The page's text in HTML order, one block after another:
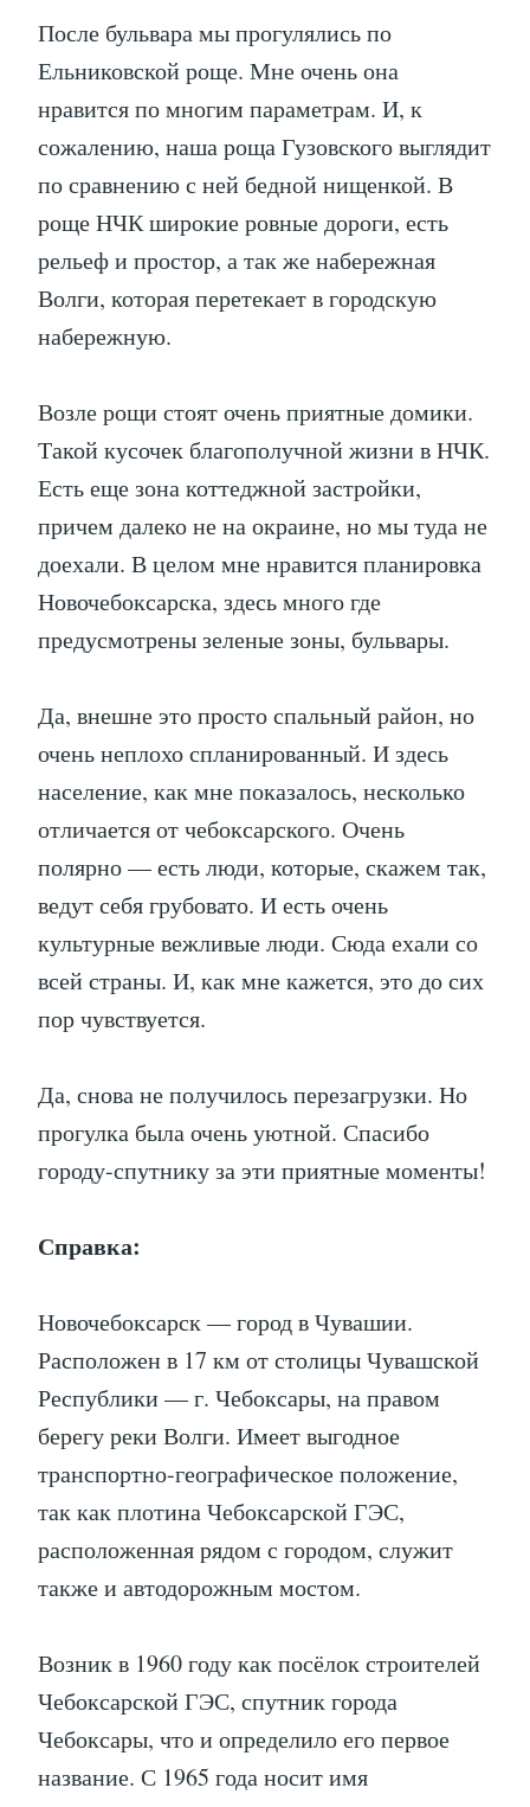
После бульвара мы прогулялись по
Ельниковской роще. Мне очень она
нравится по многим параметрам. И, к
сожалению, наша роща Гузовского выглядит
по сравнению с ней бедной нищенкой. В
роще НЧК широкие ровные дороги, есть
рельеф и простор, а так же набережная
Волги, которая перетекает в городскую
набережную.
Возле рощи стоят очень приятные домики.
Такой кусочек благополучной жизни в НЧК.
Есть еще зона коттеджной застройки,
причем далеко не на окраине, но мы туда не
доехали. В целом мне нравится планировка
Новочебоксарска, здесь много где
предусмотрены зеленые зоны, бульвары.
Да, внешне это просто спальный район, но
очень неплохо спланированный. И здесь
население, как мне показалось, несколько
отличается от чебоксарского. Очень
полярно — есть люди, которые, скажем так,
ведут себя грубовато. И есть очень
культурные вежливые люди. Сюда ехали со
всей страны. И, как мне кажется, это до сих
пор чувствуется.
Да, снова не получилось перезагрузки. Но
прогулка была очень уютной. Спасибо
городу-спутнику за эти приятные моменты!
Справка:
Новочебоксарск — город в Чувашии.
Расположен в 17 км от столицы Чувашской
Республики — г. Чебоксары, на правом
берегу реки Волги. Имеет выгодное
транспортно-географическое положение,
так как плотина Чебоксарской ГЭС,
расположенная рядом с городом, служит
также и автодорожным мостом.
Возник в 1960 году как посёлок строителей
Чебоксарской ГЭС, спутник города
Чебоксары, что и определило его первое
название. С 1965 года носит имя